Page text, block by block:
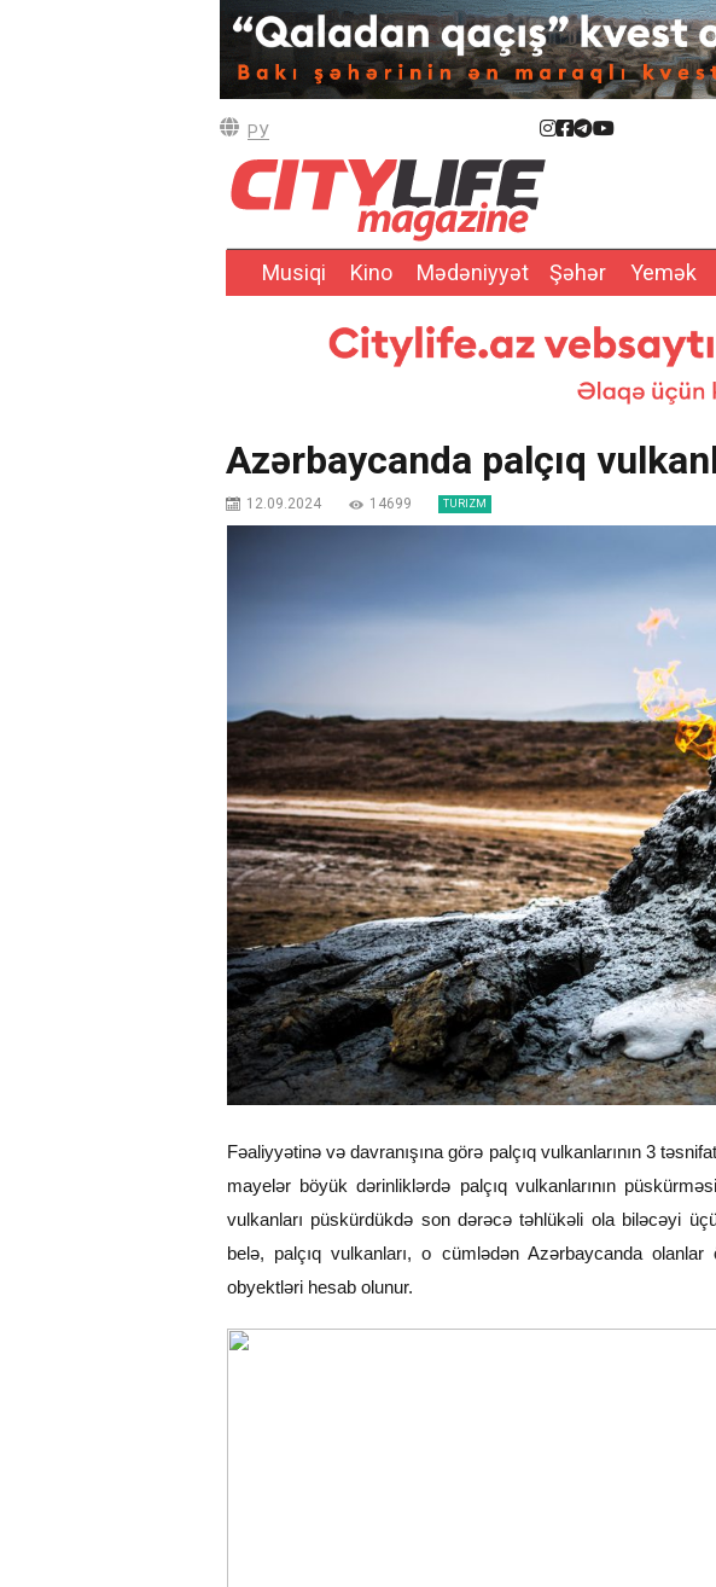
РУ
Musiqi Kino Mədəniyyət Şəhər Yemək
Azərbaycanda palçıq
12.09.2024 14699 TURIZM
Fəaliyyətinə və davranışına görə palçıq vulkanlarının 3
mayelər böyük dərinliklərdə palçıq vulkanlarının
vulkanları püskürdükdə son dərəcə təhlükəli ola biləcəyi
belə, palçıq vulkanları, o cümlədən Azərbaycanda
obyektləri hesab olunur.